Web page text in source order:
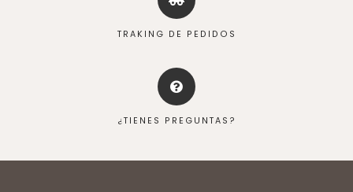
TRAKING DE PEDIDOS
¿TIENES PREGUNTAS?